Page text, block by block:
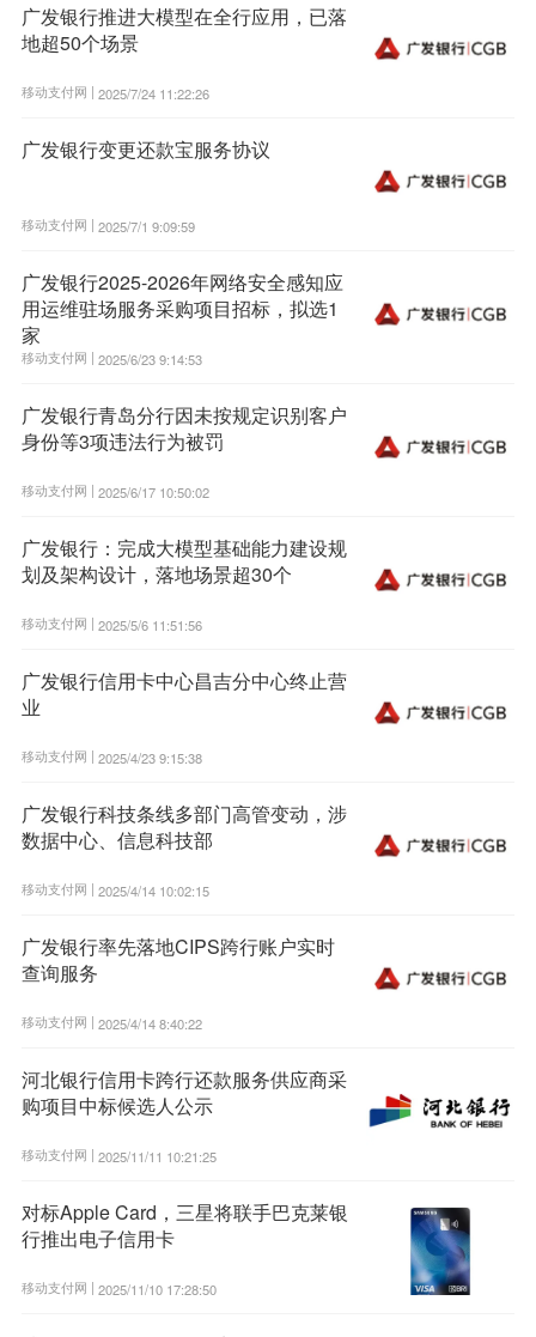
广发银行推进大模型在全行应用，已落
地超50个场景
移动支付网 | 2025/7/24 11:22:26
广发银行变更还款宝服务协议
移动支付网 | 2025/7/1 9:09:59
广发银行2025-2026年网络安全感知应
用运维驻场服务采购项目招标，拟选1
家
移动支付网 | 2025/6/23 9:14:53
广发银行青岛分行因未按规定识别客户
身份等3项违法行为被罚
移动支付网 | 2025/6/17 10:50:02
广发银行：完成大模型基础能力建设规
划及架构设计，落地场景超30个
移动支付网 | 2025/5/6 11:51:56
广发银行信用卡中心昌吉分中心终止营
业
移动支付网 | 2025/4/23 9:15:38
广发银行科技条线多部门高管变动，涉
数据中心、信息科技部
移动支付网 | 2025/4/14 10:02:15
广发银行率先落地CIPS跨行账户实时
查询服务
移动支付网 | 2025/4/14 8:40:22
河北银行信用卡跨行还款服务供应商采
购项目中标候选人公示
移动支付网 | 2025/11/11 10:21:25
对标Apple Card，三星将联手巴克莱银
行推出电子信用卡
移动支付网 | 2025/11/10 17:28:50